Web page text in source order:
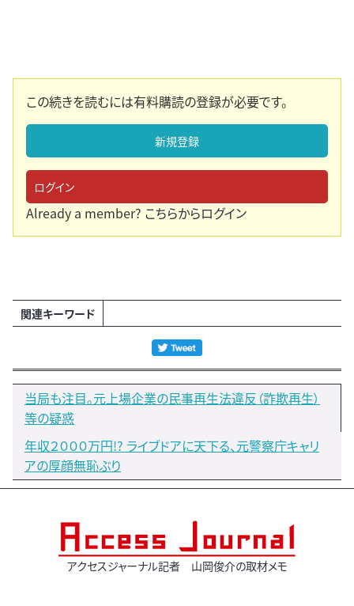
この続きを読むには有料購読の登録が必要です。
新規登録
ログイン
Already a member? こちらからログイン
関連キーワード
当局も注目。元上場企業の民事再生法違反（詐欺再生）
等の疑惑
年収２０００万円!? ライブドアに天下る、元警察庁キャリ
アの厚顔無恥ぶり
アクセスジャーナル記者 山岡俊介の取材メモ